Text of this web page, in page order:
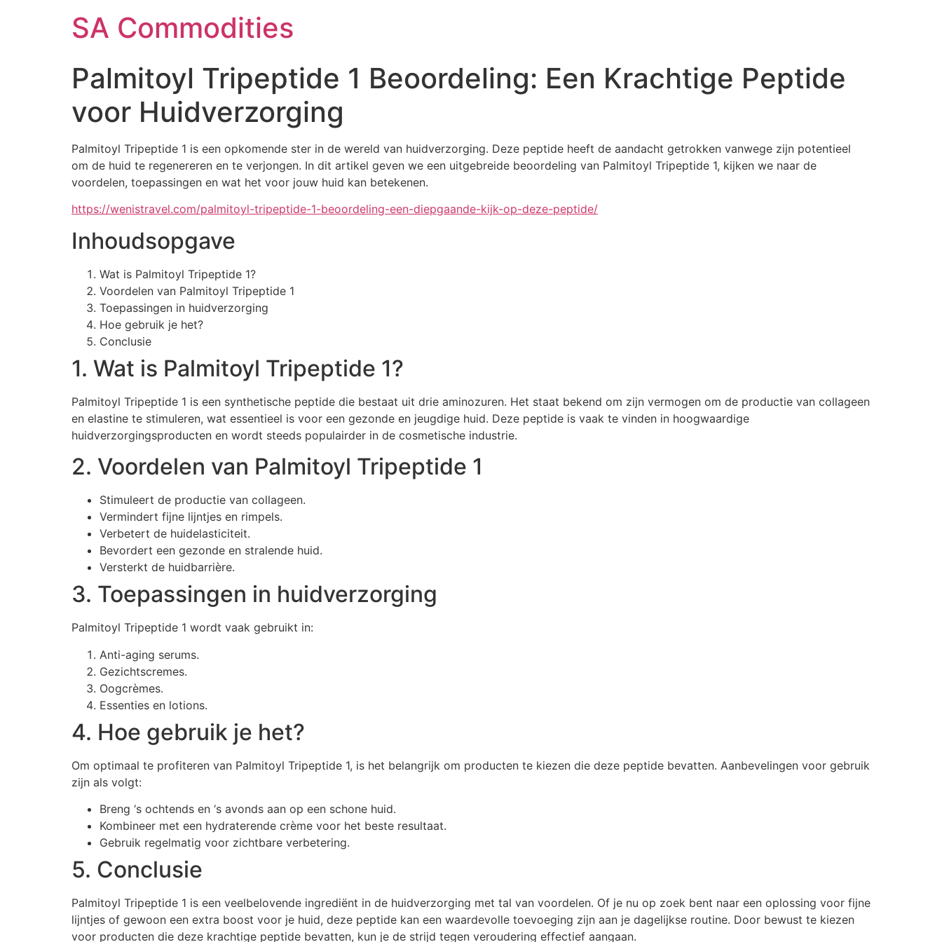
SA Commodities
Palmitoyl Tripeptide 1 Beoordeling: Een Krachtige Peptide
voor Huidverzorging
Palmitoyl Tripeptide 1 is een opkomende ster in de wereld van huidverzorging. Deze peptide heeft de aandacht getrokken vanwege zijn potentieel
om de huid te regenereren en te verjongen. In dit artikel geven we een uitgebreide beoordeling van Palmitoyl Tripeptide 1, kijken we naar de
voordelen, toepassingen en wat het voor jouw huid kan betekenen.
https://wenistravel.com/palmitoyl-tripeptide-1-beoordeling-een-diepgaande-kijk-op-deze-peptide/
Inhoudsopgave
Wat is Palmitoyl Tripeptide 1?
Voordelen van Palmitoyl Tripeptide 1
Toepassingen in huidverzorging
Hoe gebruik je het?
Conclusie
1. Wat is Palmitoyl Tripeptide 1?
Palmitoyl Tripeptide 1 is een synthetische peptide die bestaat uit drie aminozuren. Het staat bekend om zijn vermogen om de productie van collageen
en elastine te stimuleren, wat essentieel is voor een gezonde en jeugdige huid. Deze peptide is vaak te vinden in hoogwaardige
huidverzorgingsproducten en wordt steeds populairder in de cosmetische industrie.
2. Voordelen van Palmitoyl Tripeptide 1
Stimuleert de productie van collageen.
Vermindert fijne lijntjes en rimpels.
Verbetert de huidelasticiteit.
Bevordert een gezonde en stralende huid.
Versterkt de huidbarrière.
3. Toepassingen in huidverzorging
Palmitoyl Tripeptide 1 wordt vaak gebruikt in:
Anti-aging serums.
Gezichtscremes.
Oogcrèmes.
Essenties en lotions.
4. Hoe gebruik je het?
Om optimaal te profiteren van Palmitoyl Tripeptide 1, is het belangrijk om producten te kiezen die deze peptide bevatten. Aanbevelingen voor gebruik
zijn als volgt:
Breng ‘s ochtends en ‘s avonds aan op een schone huid.
Kombineer met een hydraterende crème voor het beste resultaat.
Gebruik regelmatig voor zichtbare verbetering.
5. Conclusie
Palmitoyl Tripeptide 1 is een veelbelovende ingrediënt in de huidverzorging met tal van voordelen. Of je nu op zoek bent naar een oplossing voor fijne
lijntjes of gewoon een extra boost voor je huid, deze peptide kan een waardevolle toevoeging zijn aan je dagelijkse routine. Door bewust te kiezen
voor producten die deze krachtige peptide bevatten, kun je de strijd tegen veroudering effectief aangaan.